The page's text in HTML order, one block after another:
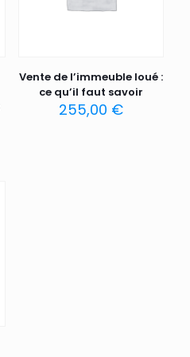
Vente de l’immeuble loué :
ce qu’il faut savoir
255,00 €